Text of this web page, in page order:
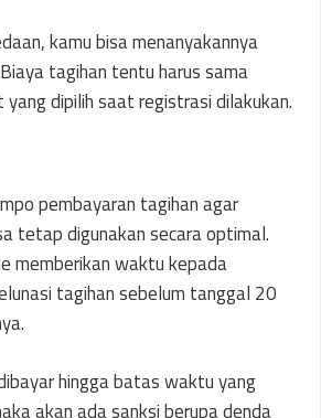
kamu bisa menanyakannya
tagihan tentu harus sama
dipilih saat registrasi dilakukan.
pembayaran tagihan agar
tetap digunakan secara optimal.
memberikan waktu kepada
tagihan sebelum tanggal 20
hingga batas waktu yang
akan ada sanksi berupa denda